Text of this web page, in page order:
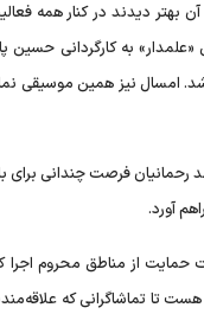
بهتر دیدند در کنار همه
به کارگردانی حسین
رحمانیان فرصت چندانی
آورد.
از مناطق محروم اجرا
که علاقه‌مندند